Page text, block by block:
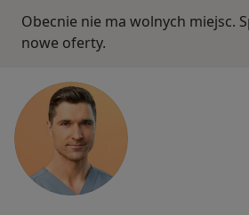
Obecnie nie ma wolnych miejsc.
nowe oferty.